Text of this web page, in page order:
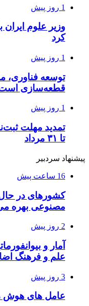
1 روز پیش
وزیر علوم ایران
کرد
1 روز پیش
توسعه فناوری،
قطعه‌سازی
1 روز پیش
تا ۳۱ مرداد
پیشنهاد سردبیر
16 ساعت پیش
کشورهای در
مصنوعی بهره
2 روز پیش
آمار و
علم و فرهنگ
3 روز پیش
عامل های هوش